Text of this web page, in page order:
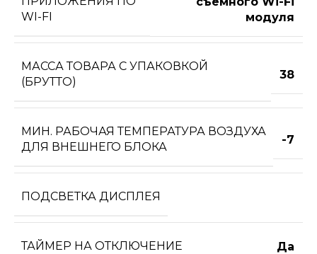
WI-FI
модуля
МАССА ТОВАРА С УПАКОВКОЙ
(БРУТТО)
38
МИН. РАБОЧАЯ ТЕМПЕРАТУРА ВОЗДУХА
ДЛЯ ВНЕШНЕГО БЛОКА
-7
ПОДСВЕТКА ДИСПЛЕЯ
ТАЙМЕР НА ОТКЛЮЧЕНИЕ Да